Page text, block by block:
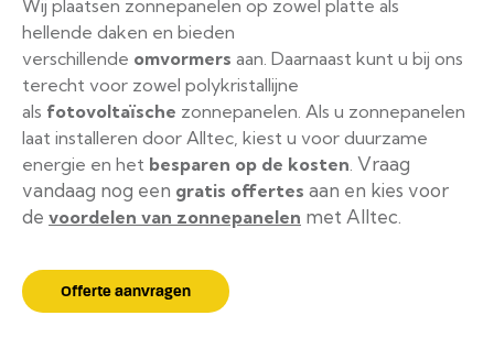
Wij plaatsen zonnepanelen op zowel platte als
hellende daken en bieden
verschillende omvormers aan. Daarnaast kunt u bij ons
terecht voor zowel polykristallijne
als fotovoltaïsche zonnepanelen. Als u zonnepanelen
laat installeren door Alltec, kiest u voor duurzame
energie en het besparen op de kosten Vraag
vandaag nog een gratis offertes aan en kies voor
de voordelen van zonnepanelen met Alltec.
Offerte aanvragen